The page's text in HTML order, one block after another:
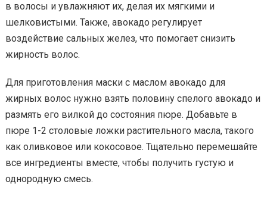
в волосы и увлажняют их, делая их мягкими и
шелковистыми. Также, авокадо регулирует
воздействие сальных желез, что помогает снизить
жирность волос.
Для приготовления маски с маслом авокадо для
жирных волос нужно взять половину спелого авокадо и
размять его вилкой до состояния пюре. Добавьте в
пюре 1-2 столовые ложки растительного масла, такого
как оливковое или кокосовое. Тщательно перемешайте
все ингредиенты вместе, чтобы получить густую и
однородную смесь.